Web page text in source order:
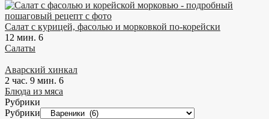
Салат с курицей, фасолью и морковкой по-корейски
12 мин. 6
Салаты
Аварский хинкал
2 час. 9 мин. 6
Блюда из мяса
Рубрики
Рубрики